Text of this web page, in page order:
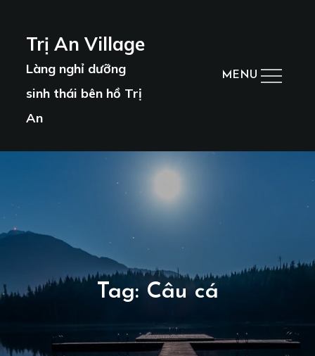
content
Trị An Village
Làng nghỉ dưỡng
sinh thái bên hồ Trị
An
MENU
Tag: Câu cá